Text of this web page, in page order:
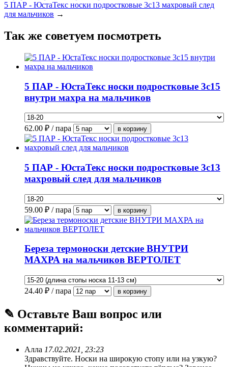
5 ПАР - ЮстаТекс носки подростковые 3с13 махровый след
для мальчиков →
Так же советуем посмотреть
5 ПАР - ЮстаТекс носки подростковые 3с15
внутри махра на мальчиков
62.00 ₽ / пара
5 ПАР - ЮстаТекс носки подростковые 3с13
махровый след для мальчиков
59.00 ₽ / пара
Береза термоноски детские ВНУТРИ
МАХРА на мальчиков ВЕРТОЛЕТ
24.40 ₽ / пара
✎ Оставьте Ваш вопрос или
комментарий:
Алла 17.02.2021, 23:23
Здравствуйте. Носки на широкую стопу или на узкую?